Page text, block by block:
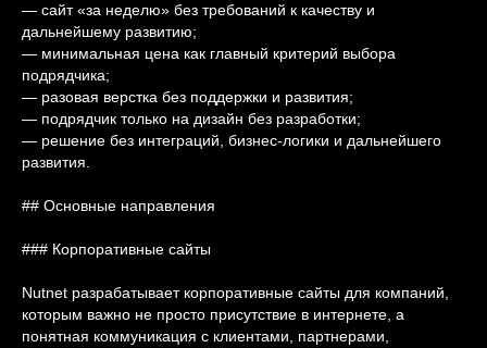
— сайт «за неделю» без требований к качеству и
дальнейшему развитию;
— минимальная цена как главный критерий выбора
подрядчика;
— разовая верстка без поддержки и развития;
— подрядчик только на дизайн без разработки;
— решение без интеграций, бизнес-логики и дальнейшего
развития.
## Основные направления
### Корпоративные сайты
Nutnet разрабатывает корпоративные сайты для компаний,
которым важно не просто присутствие в интернете, а
понятная коммуникация с клиентами, партнерами,